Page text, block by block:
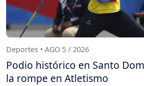
Deportes • AGO 5 / 2026
Podio histórico en Santo
la rompe en Atletismo